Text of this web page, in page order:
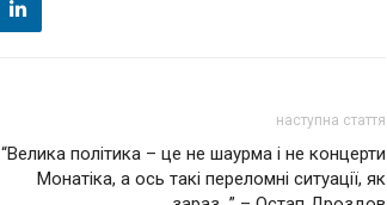
наступна стаття
“Велика політика – це не шаурма і не концерти
Монатіка, а ось такі переломні ситуації, як